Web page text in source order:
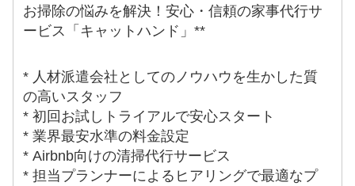
お掃除の悩みを解決！安心・信頼の家事代行サ
ービス「キャットハンド」**
* 人材派遣会社としてのノウハウを生かした質
の高いスタッフ
* 初回お試しトライアルで安心スタート
* 業界最安水準の料金設定
* Airbnb向けの清掃代行サービス
* 担当プランナーによるヒアリングで最適なプ